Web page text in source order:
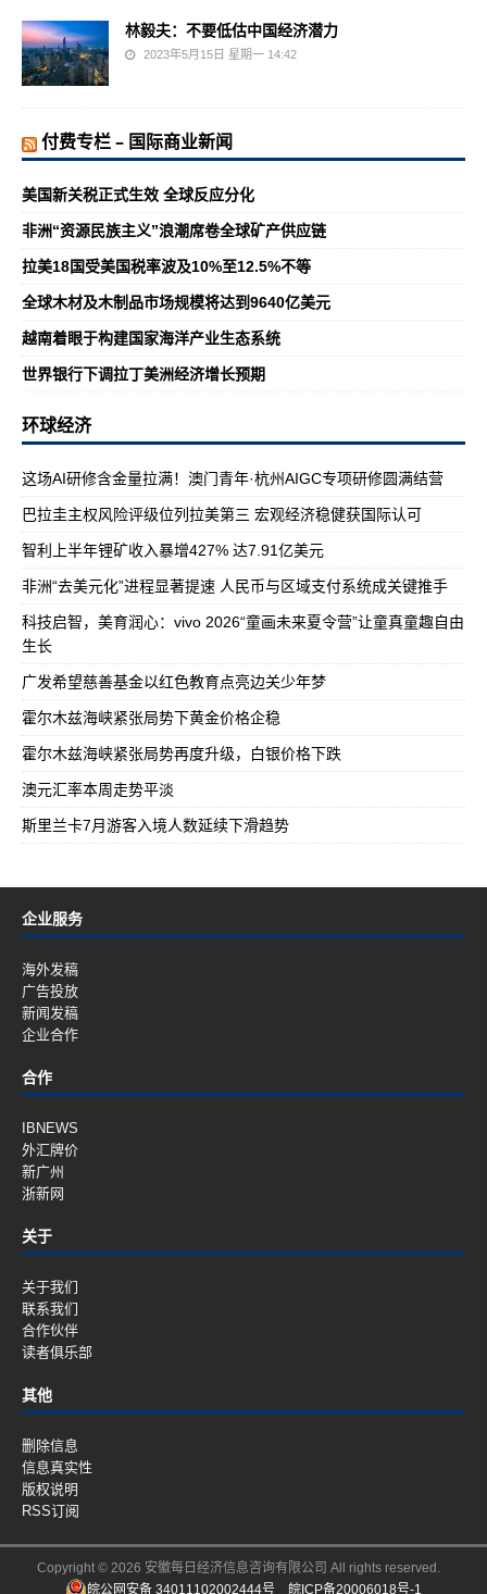
林毅夫：不要低估中国经济潜力
2023年5月15日 星期一 14:42
付费专栏 – 国际商业新闻
美国新关税正式生效 全球反应分化
非洲“资源民族主义”浪潮席卷全球矿产供应链
拉美18国受美国税率波及10%至12.5%不等
全球木材及木制品市场规模将达到9640亿美元
越南着眼于构建国家海洋产业生态系统
世界银行下调拉丁美洲经济增长预期
环球经济
这场AI研修含金量拉满！澳门青年·杭州AIGC专项研修圆满结营
巴拉圭主权风险评级位列拉美第三 宏观经济稳健获国际认可
智利上半年锂矿收入暴增427% 达7.91亿美元
非洲“去美元化”进程显著提速 人民币与区域支付系统成关键推手
科技启智，美育润心：vivo 2026“童画未来夏令营”让童真童趣自由
生长
广发希望慈善基金以红色教育点亮边关少年梦
霍尔木兹海峡紧张局势下黄金价格企稳
霍尔木兹海峡紧张局势再度升级，白银价格下跌
澳元汇率本周走势平淡
斯里兰卡7月游客入境人数延续下滑趋势
企业服务
海外发稿
广告投放
新闻发稿
企业合作
合作
IBNEWS
外汇牌价
新广州
浙新网
关于
关于我们
联系我们
合作伙伴
读者俱乐部
其他
删除信息
信息真实性
版权说明
RSS订阅
Copyright © 2026 安徽每日经济信息咨询有限公司 All rights reserved.
皖公网安备 34011102002444号
皖ICP备20006018号-1